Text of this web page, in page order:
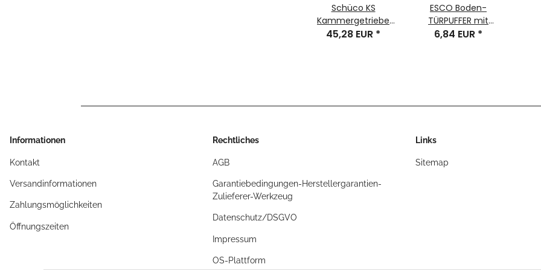
Schüco KS
Kammergetriebe
CORONA AS60 CT70
45,28 EUR *
ESCO Boden-
TÜRPUFFER mit
Dübel u. Schraube
6,84 EUR *
Informationen
Kontakt
Versandinformationen
Zahlungsmöglichkeiten
Öffnungszeiten
Rechtliches
AGB
Garantiebedingungen-Herstellergarantien-
Zulieferer-Werkzeug
Datenschutz/DSGVO
Impressum
OS-Plattform
Links
Sitemap